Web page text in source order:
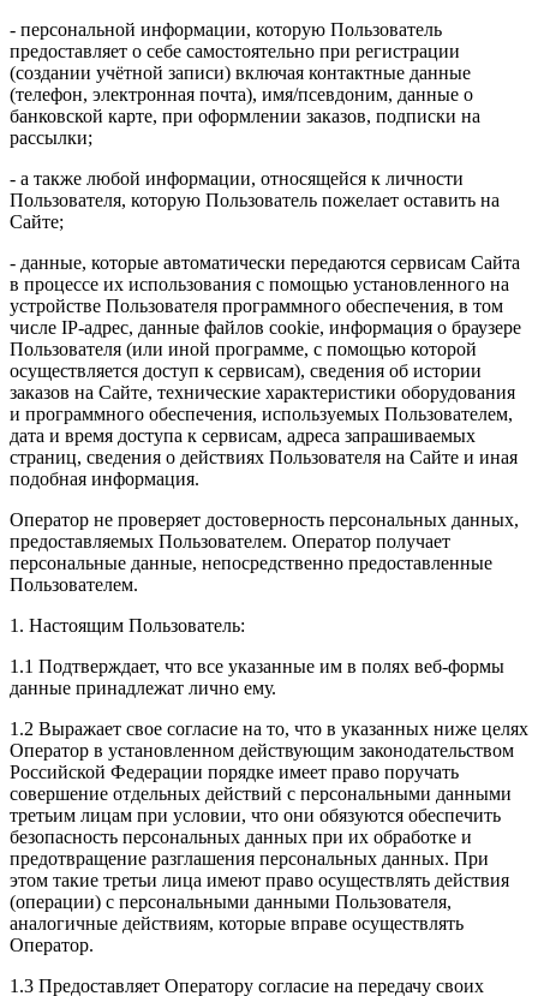
- персональной информации, которую Пользователь
предоставляет о себе самостоятельно при регистрации
(создании учётной записи) включая контактные данные
(телефон, электронная почта), имя/псевдоним, данные о
банковской карте, при оформлении заказов, подписки на
рассылки;
- а также любой информации, относящейся к личности
Пользователя, которую Пользователь пожелает оставить на
Сайте;
- данные, которые автоматически передаются сервисам Сайта
в процессе их использования с помощью установленного на
устройстве Пользователя программного обеспечения, в том
числе IP-адрес, данные файлов cookie, информация о браузере
Пользователя (или иной программе, с помощью которой
осуществляется доступ к сервисам), сведения об истории
заказов на Сайте, технические характеристики оборудования
и программного обеспечения, используемых Пользователем,
дата и время доступа к сервисам, адреса запрашиваемых
страниц, сведения о действиях Пользователя на Сайте и иная
подобная информация.
Оператор не проверяет достоверность персональных данных,
предоставляемых Пользователем. Оператор получает
персональные данные, непосредственно предоставленные
Пользователем.
1. Настоящим Пользователь:
1.1 Подтверждает, что все указанные им в полях веб-формы
данные принадлежат лично ему.
1.2 Выражает свое согласие на то, что в указанных ниже целях
Оператор в установленном действующим законодательством
Российской Федерации порядке имеет право поручать
совершение отдельных действий с персональными данными
третьим лицам при условии, что они обязуются обеспечить
безопасность персональных данных при их обработке и
предотвращение разглашения персональных данных. При
этом такие третьи лица имеют право осуществлять действия
(операции) с персональными данными Пользователя,
аналогичные действиям, которые вправе осуществлять
Оператор.
1.3 Предоставляет Оператору согласие на передачу своих